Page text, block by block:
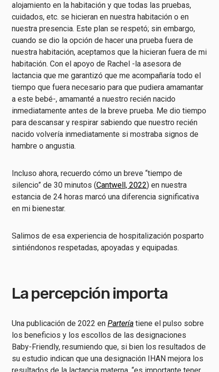
alojamiento en la habitación y que todas las pruebas,
cuidados, etc. se hicieran en nuestra habitación o en
nuestra presencia. Este plan se respetó; sin embargo,
cuando se dio la opción de hacer una prueba fuera de
nuestra habitación, aceptamos que la hicieran fuera de mi
habitación. Con el apoyo de Rachel -la asesora de
lactancia que me garantizó que me acompañaría todo el
tiempo que fuera necesario para que pudiera amamantar
a este bebé-, amamanté a nuestro recién nacido
inmediatamente antes de la breve prueba. Me dio tiempo
para descansar y respirar sabiendo que nuestro recién
nacido volvería inmediatamente si mostraba signos de
hambre o angustia.
Incluso ahora, recuerdo cómo un breve “tiempo de
silencio” de 30 minutos (Cantwell, 2022) en nuestra
estancia de 24 horas marcó una diferencia significativa
en mi bienestar.
Salimos de esa experiencia de hospitalización posparto
sintiéndonos respetadas, apoyadas y equipadas.
La percepción importa
Una publicación de 2022 en Partería tiene el pulso sobre
los beneficios y los escollos de las designaciones
Baby-Friendly, resumiendo que, si bien los resultados de
su estudio indican que una designación IHAN mejora los